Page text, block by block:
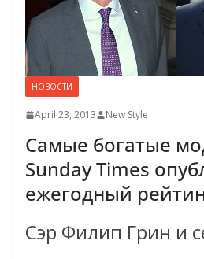
НОВОСТИ
April 23, 2013 New Style
Самые богатые
Sunday Times
ежегодный
Сэр Филип Грин и